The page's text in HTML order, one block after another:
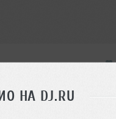
НА DJ.RU
- Experimental Live